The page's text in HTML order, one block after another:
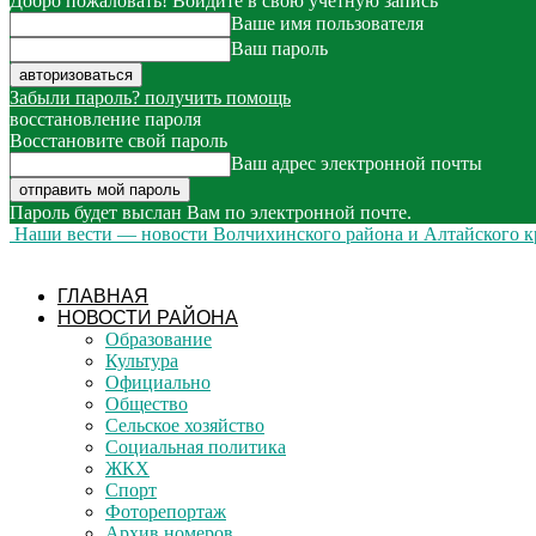
Ваше имя пользователя
Ваш пароль
Забыли пароль? получить помощь
восстановление пароля
Восстановите свой пароль
Ваш адрес электронной почты
Пароль будет выслан Вам по электронной почте.
Наши вести — новости Волчихинского района и Алтайского
ГЛАВНАЯ
НОВОСТИ РАЙОНА
Образование
Культура
Официально
Общество
Сельское хозяйство
Социальная политика
ЖКХ
Спорт
Фоторепортаж